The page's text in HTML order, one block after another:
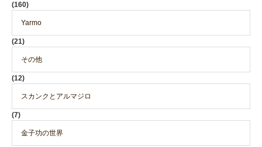
(160)
Yarmo
(21)
その他
(12)
スカンクとアルマジロ
(7)
金子功の世界